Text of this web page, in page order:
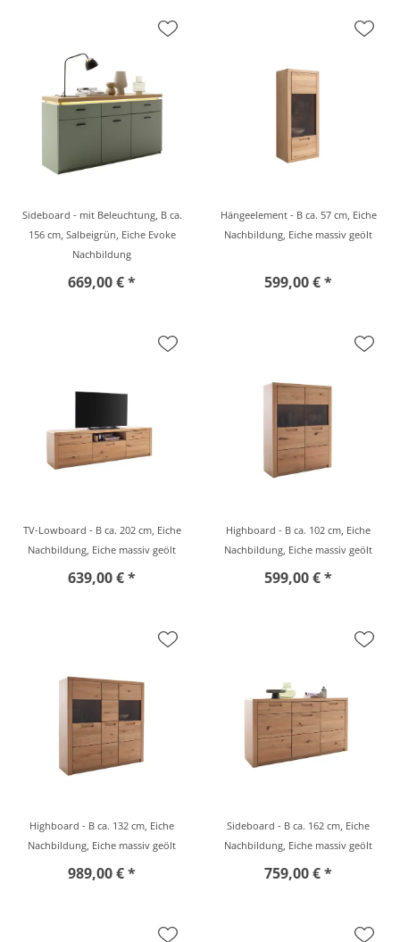
Sideboard - mit Beleuchtung, B ca.
156 cm, Salbeigrün, Eiche Evoke
Nachbildung
669,00 € *
Hängeelement - B ca. 57 cm, Eiche
Nachbildung, Eiche massiv geölt
599,00 € *
TV-Lowboard - B ca. 202 cm, Eiche
Nachbildung, Eiche massiv geölt
639,00 € *
Highboard - B ca. 102 cm, Eiche
Nachbildung, Eiche massiv geölt
599,00 € *
Highboard - B ca. 132 cm, Eiche
Nachbildung, Eiche massiv geölt
989,00 € *
Sideboard - B ca. 162 cm, Eiche
Nachbildung, Eiche massiv geölt
759,00 € *